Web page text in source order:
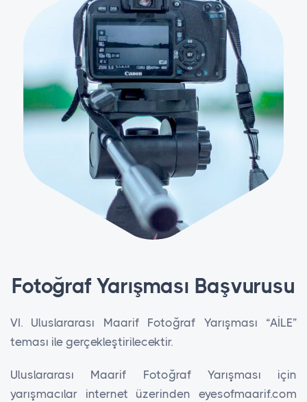
Fotoğraf Yarışması Başvurusu
VI. Uluslararası Maarif Fotoğraf Yarışması “AİLE”
teması ile gerçekleştirilecektir.
Uluslararası Maarif Fotoğraf Yarışması için
yarışmacılar internet üzerinden eyesofmaarif.com